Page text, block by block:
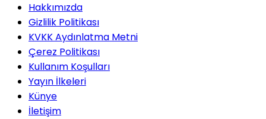
Hakkımızda
Gizlilik Politikası
KVKK Aydınlatma Metni
Çerez Politikası
Kullanım Koşulları
Yayın İlkeleri
Künye
İletişim